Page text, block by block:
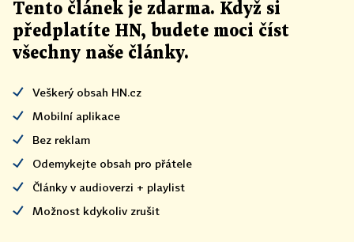
Tento článek je zdarma. Když si
předplatíte HN, budete moci číst
všechny naše články.
Veškerý obsah HN.cz
Mobilní aplikace
Bez reklam
Odemykejte obsah pro přátele
Články v audioverzi + playlist
Možnost kdykoliv zrušit